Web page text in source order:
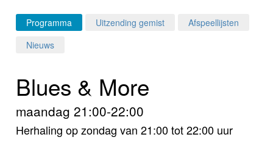
Login
Programma's
Nieuws
Programma Uitzending gemist
Afspeellijsten
Nieuws
Blues & More
maandag 21:00-22:00
Herhaling op zondag van 21:00 tot 22:00 uur